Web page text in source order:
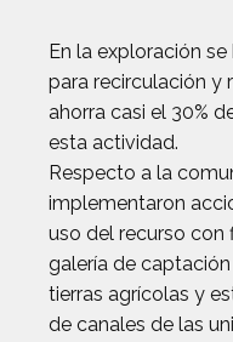
En la exploración
para recirculación y
ahorra casi el 30%
esta actividad.
Respecto a la
implementaron
uso del recurso con
galería de
tierras agrícolas y
de canales de las